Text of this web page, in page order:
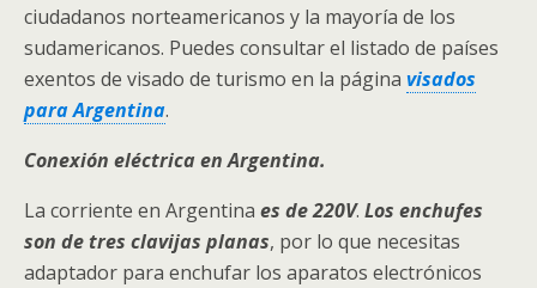
ciudadanos norteamericanos y la mayoría de los
sudamericanos. Puedes consultar el listado de países
exentos de visado de turismo en la página visados
para Argentina.
Conexión eléctrica en Argentina.
La corriente en Argentina es de 220V. Los enchufes
son de tres clavijas planas, por lo que necesitas
adaptador para enchufar los aparatos electrónicos